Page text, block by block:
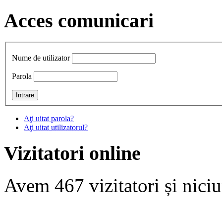
Acces comunicari
Nume de utilizator
Parola
Aţi uitat parola?
Aţi uitat utilizatorul?
Vizitatori online
Avem 467 vizitatori și